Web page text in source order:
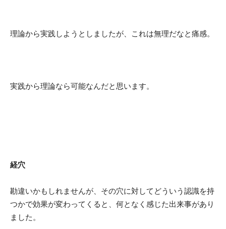
理論から実践しようとしましたが、これは無理だなと痛感。
実践から理論なら可能なんだと思います。
経穴
勘違いかもしれませんが、その穴に対してどういう認識を持
つかで効果が変わってくると、何となく感じた出来事があり
ました。